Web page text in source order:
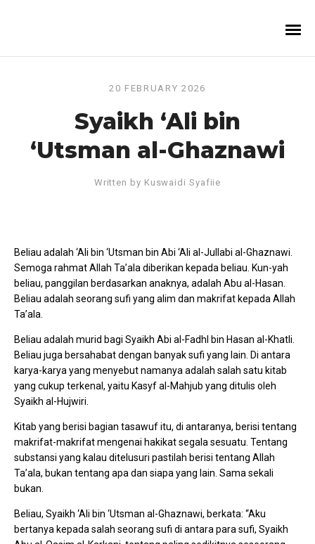
20 FEBRUARY 2026
Syaikh ‘Ali bin
‘Utsman al-Ghaznawi
Written by Kuswaidi Syafiie
Beliau adalah ‘Ali bin ‘Utsman bin Abi ‘Ali al-Jullabi al-Ghaznawi.
Semoga rahmat Allah Ta’ala diberikan kepada beliau. Kun-yah
beliau, panggilan berdasarkan anaknya, adalah Abu al-Hasan.
Beliau adalah seorang sufi yang alim dan makrifat kepada Allah
Ta’ala.
Beliau adalah murid bagi Syaikh Abi al-Fadhl bin Hasan al-Khatli.
Beliau juga bersahabat dengan banyak sufi yang lain. Di antara
karya-karya yang menyebut namanya adalah salah satu kitab
yang cukup terkenal, yaitu Kasyf al-Mahjub yang ditulis oleh
Syaikh al-Hujwiri.
Kitab yang berisi bagian tasawuf itu, di antaranya, berisi tentang
makrifat-makrifat mengenai hakikat segala sesuatu. Tentang
substansi yang kalau ditelusuri pastilah berisi tentang Allah
Ta’ala, bukan tentang apa dan siapa yang lain. Sama sekali
bukan.
Beliau, Syaikh ‘Ali bin ‘Utsman al-Ghaznawi, berkata: “Aku
bertanya kepada salah seorang sufi di antara para sufi, Syaikh